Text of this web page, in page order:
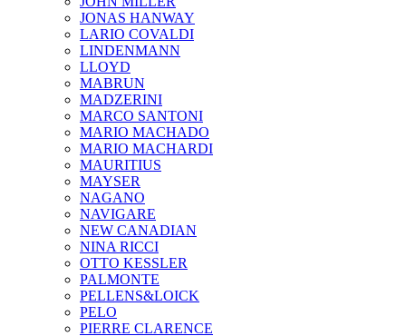
JONAS HANWAY
LARIO COVALDI
LINDENMANN
LLOYD
MABRUN
MADZERINI
MARCO SANTONI
MARIO MACHADO
MARIO MACHARDI
MAURITIUS
MAYSER
NAGANO
NAVIGARE
NEW CANADIAN
NINA RICCI
OTTO KESSLER
PALMONTE
PELLENS&LOICK
PELO
PIERRE CLARENCE